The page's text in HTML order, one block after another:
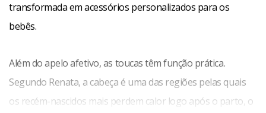
transformada em acessórios personalizados para os
bebês.
Além do apelo afetivo, as toucas têm função prática.
Segundo Renata, a cabeça é uma das regiões pelas quais
os recém-nascidos mais perdem calor logo após o parto, o